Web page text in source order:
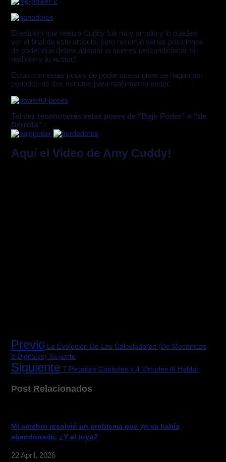
El estudio que realizo Cuddy fue muy amplio y lo puedes
ver al final de este articulo, pero resumió varias posiciones
de poder que debes adoptar si quieres reacondicionar tu
realidad y tu actitud!
Estas son estas poses de poder que sugiere se hagan por
periodos de dos minutos para reafirmar tu poder.
Tal vez reconocerás estas poses de “Bajo Poder” o “de
Derrota” :
Aquí el Video de Amy Cuddy!
PrevioLa Evolución De Las Calculadoras (De Mecánicas
a Digitales) 3a parte
Siguiente7 Pecados Capitales y 4 Virtudes Al Hablar
Post Relacionados
Mi cerebro resolvió un problema que yo ya había
abandonado. ¿Y el tuyo?
22 April, 2026